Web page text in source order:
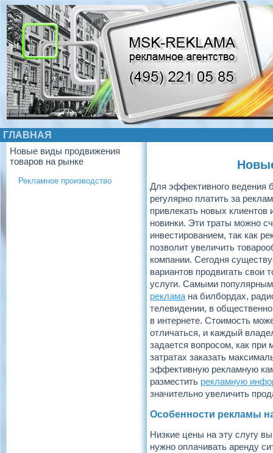
ГЛАВНАЯ
Новые виды продвижения
товаров на рынке
Рекламное производство
Для эффективного ведения
регулярно платить за
привлекать новых клиентов
новинки. Эти траты можно
инвестированием, так как
позволит увеличить
компании. Сегодня
вариантов продвигать свои
услуги. Самыми
реклама на билбордах,
телевидении, в
в интернете. Стоимость
отличаться, и каждый
задается вопросом, как при
затратах заказать
эффективную рекламную
разместить рекламную
значительно увеличить
Особенности рекламы
Низкие цены на эту слугу
нужно оплачивать аренду